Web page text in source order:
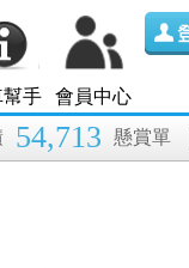
幫手 會員中心
54,713 懸賞單